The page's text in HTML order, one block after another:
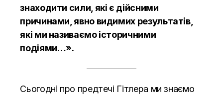
знаходити сили, які є дійсними
причинами, явно видимих результатів,
які ми називаємо історичними
подіями…».
Сьогодні про предтечі Гітлера ми знаємо